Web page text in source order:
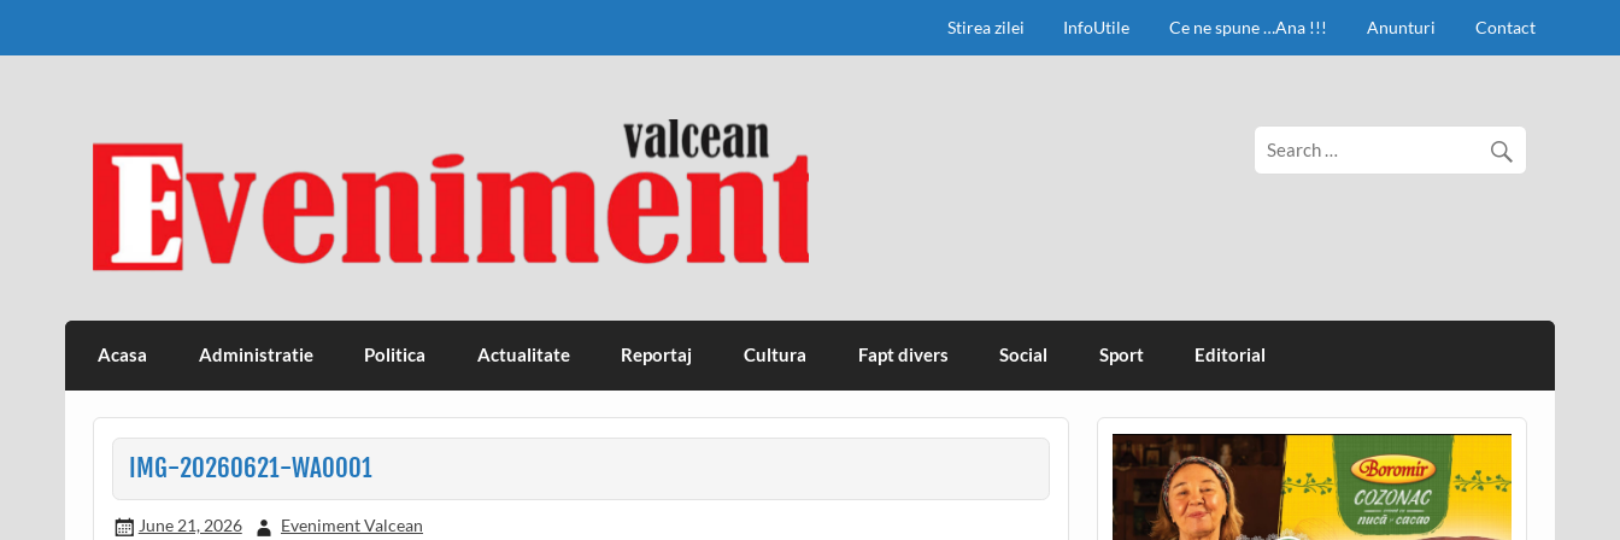
Stirea zilei InfoUtile Ce ne spune …Ana !!! Anunturi Contact
Eveniment Valcean
Acasa Administratie Politica Actualitate Reportaj Cultura Fapt divers Social Sport Editorial
IMG-20260621-WA0001
June 21, 2026 Eveniment Valcean